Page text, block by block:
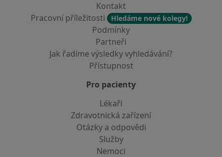
Kontakt
Pracovní příležitosti
Hledáme nové kolegy!
Podmínky
Partneři
Jak řadíme výsledky vyhledávání?
Přístupnost
Pro pacienty
Lékaři
Zdravotnická zařízení
Otázky a odpovědi
Služby
Nemoci